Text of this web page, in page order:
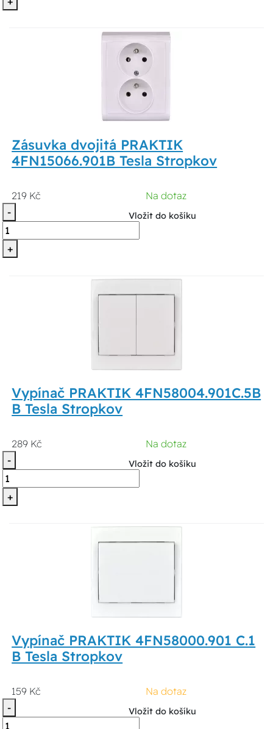
Zásuvka dvojitá PRAKTIK
4FN15066.901B Tesla Stropkov
219 Kč
Na dotaz
-
+
Vložit do košíku
Vypínač PRAKTIK 4FN58004.901C.5B
B Tesla Stropkov
289 Kč
Na dotaz
-
+
Vložit do košíku
Vypínač PRAKTIK 4FN58000.901 C.1
B Tesla Stropkov
159 Kč
Na dotaz
-
Vložit do košíku